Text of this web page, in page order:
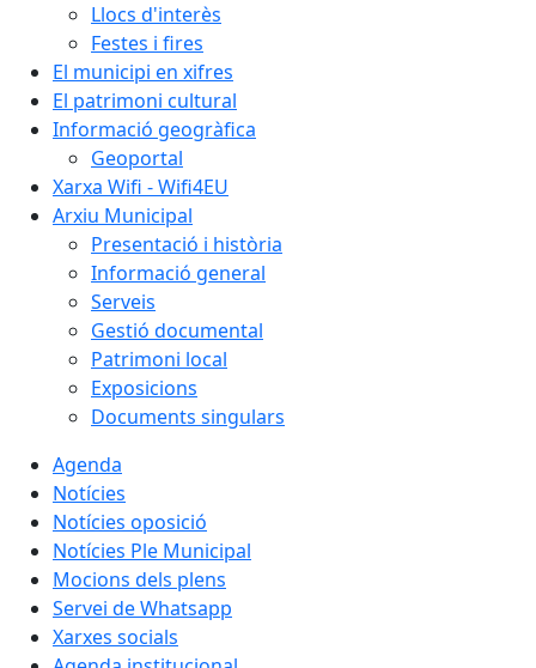
Llocs d'interès
Festes i fires
El municipi en xifres
El patrimoni cultural
Informació geogràfica
Geoportal
Xarxa Wifi - Wifi4EU
Arxiu Municipal
Presentació i història
Informació general
Serveis
Gestió documental
Patrimoni local
Exposicions
Documents singulars
Agenda
Notícies
Notícies oposició
Notícies Ple Municipal
Mocions dels plens
Servei de Whatsapp
Xarxes socials